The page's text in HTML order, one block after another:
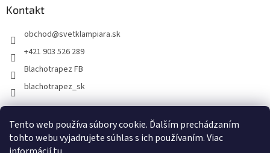
Tento web používa súbory cookie. Ďalším prechádzaním
tohto webu vyjadrujete súhlas s ich používaním. Viac
Kontakt
obchod@svetklampiara.sk
+421 903 526 289
Blachotrapez FB
blachotrapez_sk